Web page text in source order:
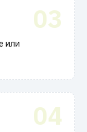
03
или
04